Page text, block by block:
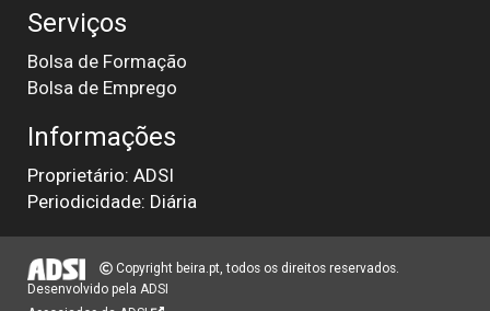
Serviços
Bolsa de Formação
Bolsa de Emprego
Informações
Proprietário: ADSI
Periodicidade: Diária
Copyright beira.pt, todos os direitos reservados.
Desenvolvido pela ADSI